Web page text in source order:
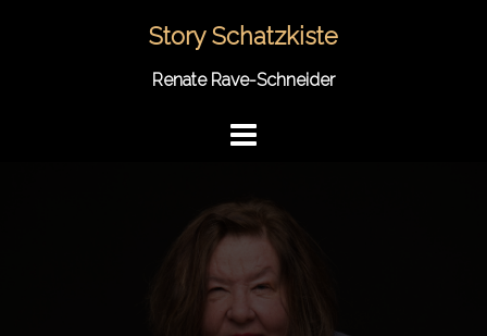
Story Schatzkiste
Renate Rave-Schneider